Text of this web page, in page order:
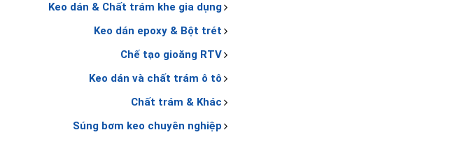
Keo dán & Chất trám khe gia dụng
Keo dán epoxy & Bột trét
Chế tạo gioăng RTV
Keo dán và chất trám ô tô
Chất trám & Khác
Súng bơm keo chuyên nghiệp